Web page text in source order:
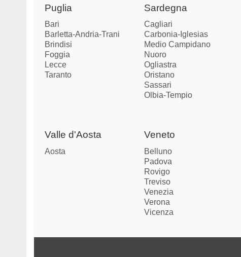
Puglia
Bari
Barletta-Andria-Trani
Brindisi
Foggia
Lecce
Taranto
Sardegna
Cagliari
Carbonia-Iglesias
Medio Campidano
Nuoro
Ogliastra
Oristano
Sassari
Olbia-Tempio
Valle d'Aosta
Aosta
Veneto
Belluno
Padova
Rovigo
Treviso
Venezia
Verona
Vicenza